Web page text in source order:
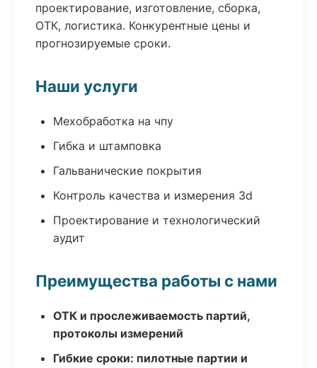
проектирование, изготовление, сборка,
ОТК, логистика. Конкурентные цены и
прогнозируемые сроки.
Наши услуги
Мехобработка на чпу
Гибка и штамповка
Гальванические покрытия
Контроль качества и измерения 3d
Проектирование и технологический
аудит
Преимущества работы с нами
ОТК и прослеживаемость партий,
протоколы измерений
Гибкие сроки: пилотные партии и